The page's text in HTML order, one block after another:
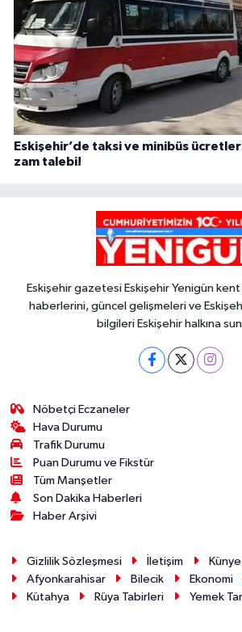
Eskişehir’de taksi ve minibüs
zam talebi!
Eskişehir gazetesi Eskişehir Yenigün
haberlerini, güncel gelişmeleri ve
bilgileri Eskişehir halkına
Nöbetçi Eczaneler
Hava Durumu
Trafik Durumu
Puan Durumu ve Fikstür
Tüm Manşetler
Son Dakika Haberleri
Haber Arşivi
Gizlilik Sözleşmesi İletişim Künye
Afyonkarahisar
Bilecik Ekonomi
Kütahya
Rüya Tabirleri Yemek